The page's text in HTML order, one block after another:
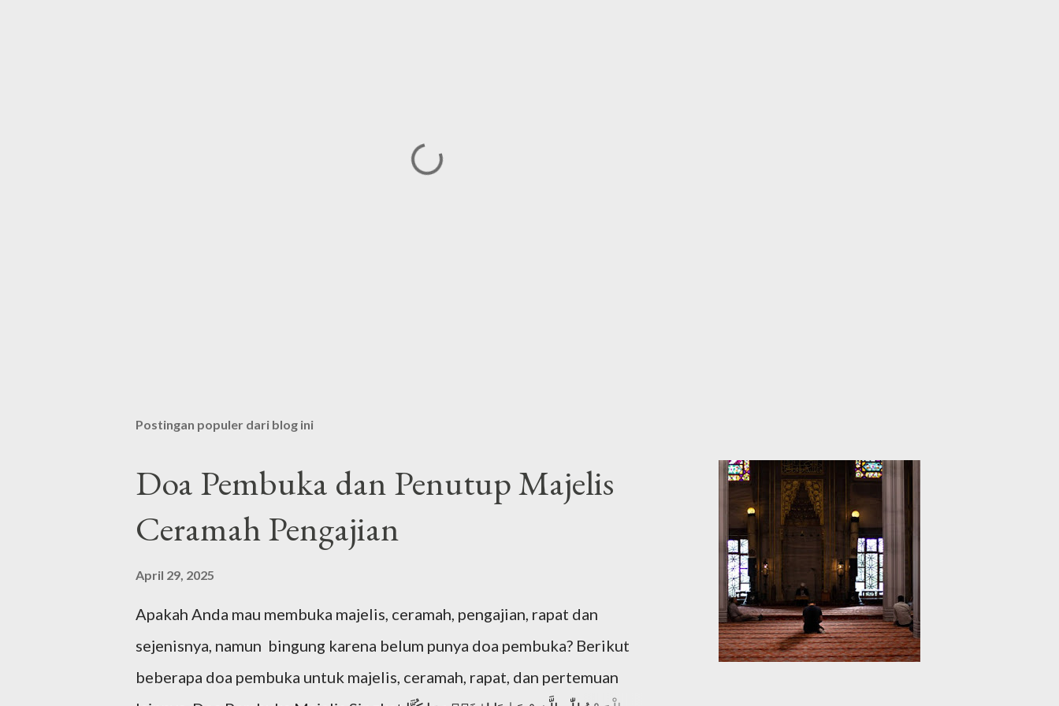
Postingan populer dari blog ini
Doa Pembuka dan Penutup Majelis
Ceramah Pengajian
April 29, 2025
Apakah Anda mau membuka majelis, ceramah, pengajian, rapat dan
sejenisnya, namun bingung karena belum punya doa pembuka? Berikut
beberapa doa pembuka untuk majelis, ceramah, rapat, dan pertemuan